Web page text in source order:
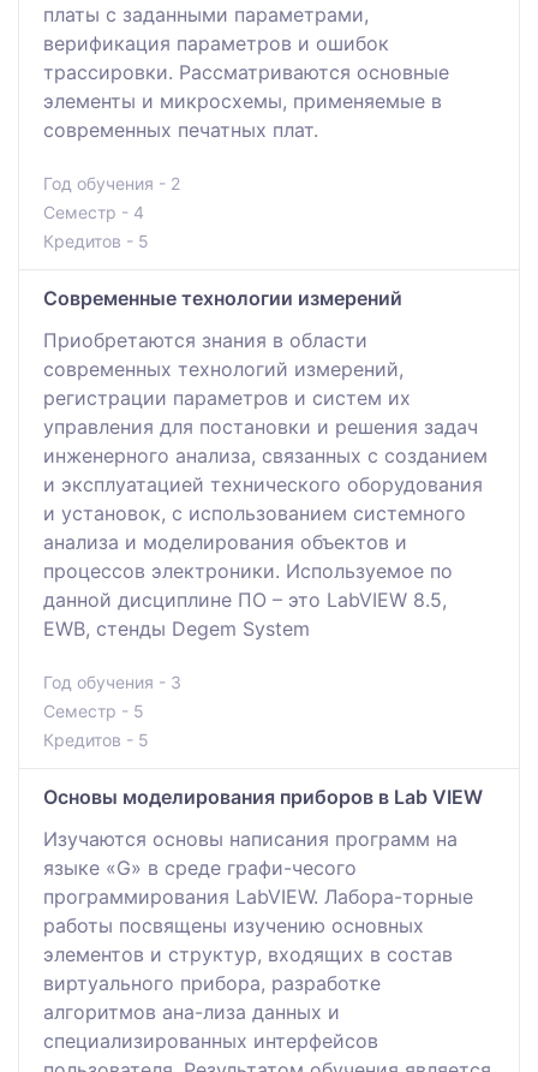
платы с заданными параметрами,
верификация параметров и ошибок
трассировки. Рассматриваются основные
элементы и микросхемы, применяемые в
современных печатных плат.
Год обучения - 2
Семестр - 4
Кредитов - 5
Современные технологии измерений
Приобретаются знания в области
современных технологий измерений,
регистрации параметров и систем их
управления для постановки и решения задач
инженерного анализа, связанных с созданием
и эксплуатацией технического оборудования
и установок, с использованием системного
анализа и моделирования объектов и
процессов электроники. Используемое по
данной дисциплине ПО – это LabVIEW 8.5,
EWB, стенды Degem System
Год обучения - 3
Семестр - 5
Кредитов - 5
Основы моделирования приборов в Lab VIEW
Изучаются основы написания программ на
языке «G» в среде графи-чесого
программирования LabVIEW. Лабора-торные
работы посвящены изучению основных
элементов и структур, входящих в состав
виртуального прибора, разработке
алгоритмов ана-лиза данных и
специализированных интерфейсов